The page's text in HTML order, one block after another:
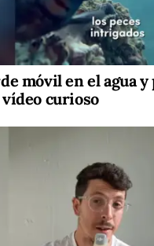
móvil en el agua y
curioso